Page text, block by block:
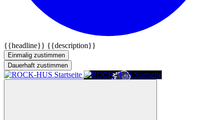
{{headline}} {{description}}
Einmalig zustimmen
Dauerhaft zustimmen